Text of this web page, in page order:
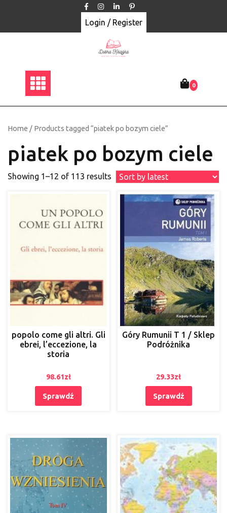
Login / Register
0
Home / Products tagged “piatek po bozym ciele”
piatek po bozym ciele
Showing 1–12 of 113 results
popolo come gli altri. Gli
ebrei, l’eccezione, la
storia
98.61zł
Sprawdź
Góry Rumunii T 1 / Sklep
Podróżnika
29.33zł
Sprawdź